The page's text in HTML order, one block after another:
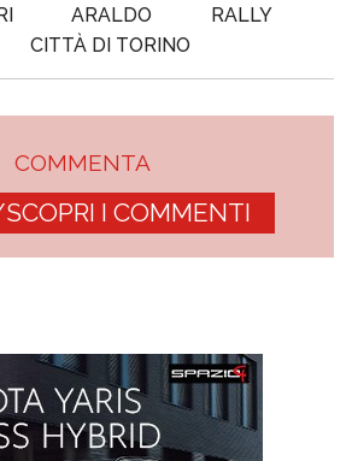
ARALDO
RALLY
CITTÀ DI TORINO
COMMENTA
I COMMENTI